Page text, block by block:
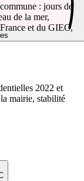
: jours de
de la mer,
et du GIEC,
2022 et
mairie, stabilité